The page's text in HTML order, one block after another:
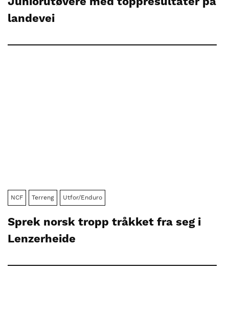
landevei
NCF Terreng Utfor/Enduro
Sprek norsk tropp tråkket fra seg i
Lenzerheide